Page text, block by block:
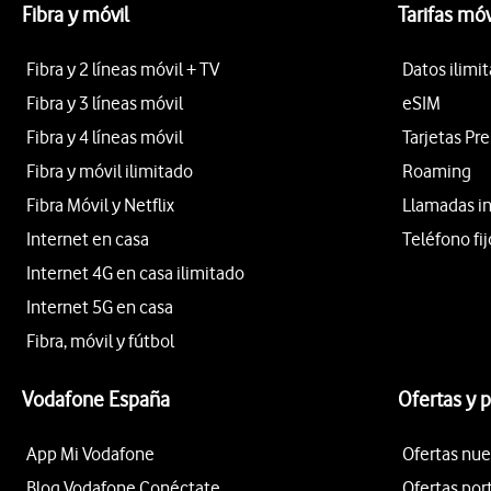
Fibra y móvil
Fibra y 2 líneas móvil + TV
Fibra y 3 líneas móvil
Fibra y 4 líneas móvil
Fibra y móvil ilimitado
Fibra Móvil y Netflix
Internet en casa
Internet 4G en casa ilimitado
Internet 5G en casa
Fibra, móvil y fútbol
Tarifas
Datos
eSIM
Tarjetas
Roaming
Llamadas
Teléfono
Vodafone España
App Mi Vodafone
Ofertas y
Ofertas